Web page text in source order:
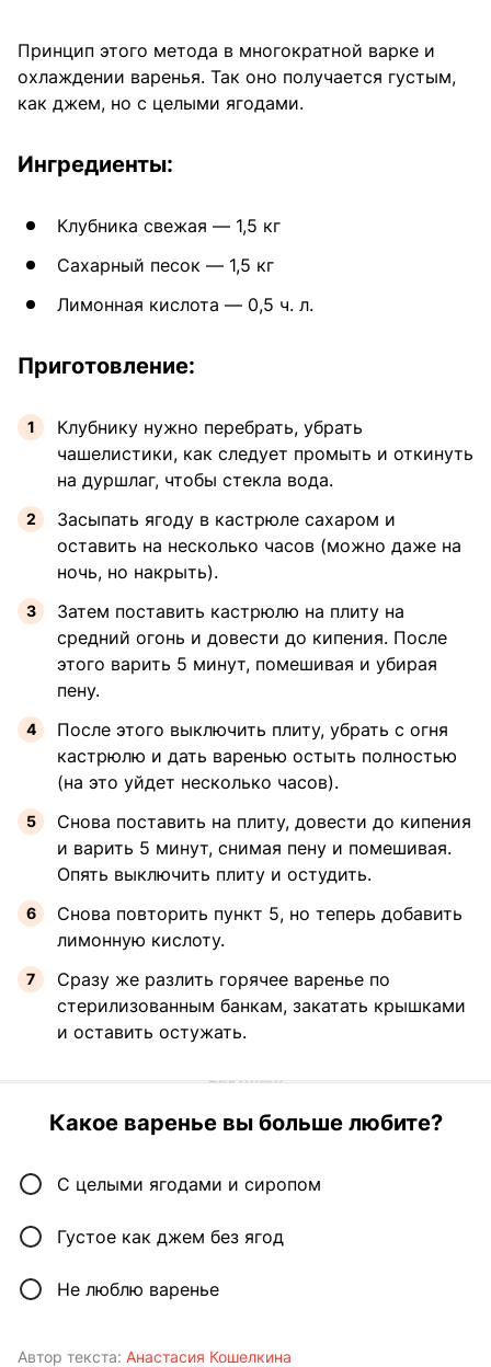
Принцип этого метода в многократной варке и
охлаждении варенья. Так оно получается густым,
как джем, но с целыми ягодами.
Ингредиенты:
Клубника свежая — 1,5 кг
Сахарный песок — 1,5 кг
Лимонная кислота — 0,5 ч. л.
Приготовление:
Клубнику нужно перебрать, убрать
чашелистики, как следует промыть и откинуть
на дуршлаг, чтобы стекла вода.
Засыпать ягоду в кастрюле сахаром и
оставить на несколько часов (можно даже на
ночь, но накрыть).
Затем поставить кастрюлю на плиту на
средний огонь и довести до кипения. После
этого варить 5 минут, помешивая и убирая
пену.
После этого выключить плиту, убрать с огня
кастрюлю и дать варенью остыть полностью
(на это уйдет несколько часов).
Снова поставить на плиту, довести до кипения
и варить 5 минут, снимая пену и помешивая.
Опять выключить плиту и остудить.
Снова повторить пункт 5, но теперь добавить
лимонную кислоту.
Сразу же разлить горячее варенье по
стерилизованным банкам, закатать крышками
и оставить остужать.
Какое варенье вы больше любите?
С целыми ягодами и сиропом
Густое как джем без ягод
Не люблю варенье
Автор текста: Анастасия Кошелкина